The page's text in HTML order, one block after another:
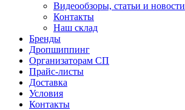
Видеообзоры, статьи и новости
Контакты
Наш склад
Бренды
Дропшиппинг
Организаторам СП
Прайс-листы
Доставка
Условия
Контакты